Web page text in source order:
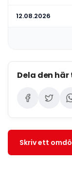
12.08.2026
Dela den här
Skriv ett